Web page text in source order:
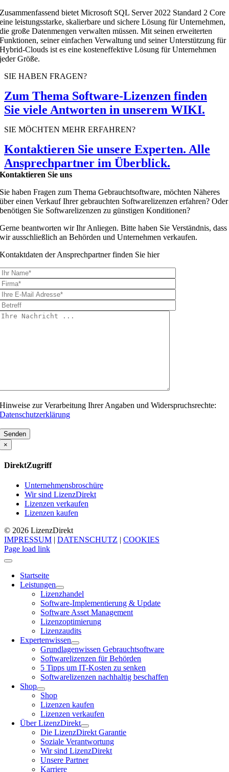
Zusammenfassend bietet Microsoft SQL Server 2022 Standard 2 Core
eine leistungsstarke, skalierbare und sichere Lösung für Unternehmen,
die große Datenmengen verwalten müssen. Mit seinen erweiterten
Funktionen, seiner einfachen Verwaltung und seiner Unterstützung für
Hybrid-Clouds ist es eine kosteneffektive Lösung für Unternehmen
jeder Größe.
SIE HABEN FRAGEN?
Zum Thema Software-Lizenzen finden
Sie viele Antworten in unserem WIKI.
SIE MÖCHTEN MEHR ERFAHREN?
Kontaktieren Sie unsere Experten. Alle
Ansprechpartner im Überblick.
Kontaktieren Sie uns
Sie haben Fragen zum Thema Gebrauchtsoftware, möchten Näheres
über einen Verkauf Ihrer gebrauchten Softwarelizenzen erfahren? Oder
benötigen Sie Softwarelizenzen zu günstigen Konditionen?
Gerne beantworten wir Ihr Anliegen. Bitte haben Sie Verständnis, dass
wir ausschließlich an Behörden und Unternehmen verkaufen.
Kontaktdaten der Ansprechpartner finden Sie hier
Hinweise zur Verarbeitung Ihrer Angaben und Widerspruchsrechte:
Datenschutzerklärung
Bitte
lasse
dieses
Feld
leer.
×
DirektZugriff
Unternehmensbroschüre
Wir sind LizenzDirekt
Lizenzen verkaufen
Lizenzen kaufen
© 2026 LizenzDirekt
IMPRESSUM | DATENSCHUTZ | COOKIES
Page load link
Startseite
Leistungen
Lizenzhandel
Software-Implementierung & Update
Software Asset Management
Lizenzoptimierung
Lizenzaudits
Expertenwissen
Grundlagenwissen Gebrauchtsoftware
Softwarelizenzen für Behörden
5 Tipps um IT-Kosten zu senken
Softwarelizenzen nachhaltig beschaffen
Shop
Shop
Lizenzen kaufen
Lizenzen verkaufen
Über LizenzDirekt
Die LizenzDirekt Garantie
Soziale Verantwortung
Wir sind LizenzDirekt
Unsere Partner
Karriere